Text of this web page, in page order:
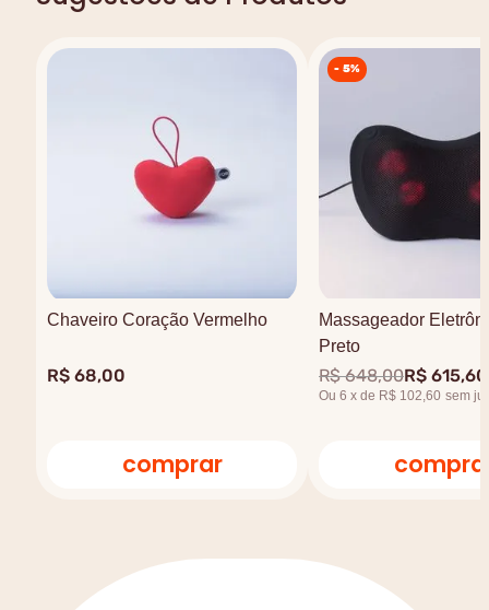
Chaveiro Coração Vermelho
R$ 68,00
comprar
- 5%
Massageador
Preto
R$ 648,00R$ 615,60
Ou 6 x de R$ 102,60 sem